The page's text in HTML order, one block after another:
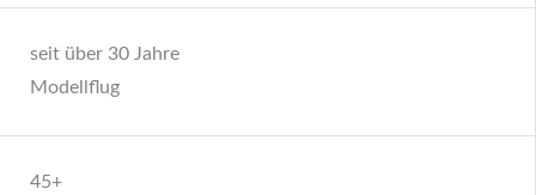
seit über 30 Jahre
Modellflug
45+